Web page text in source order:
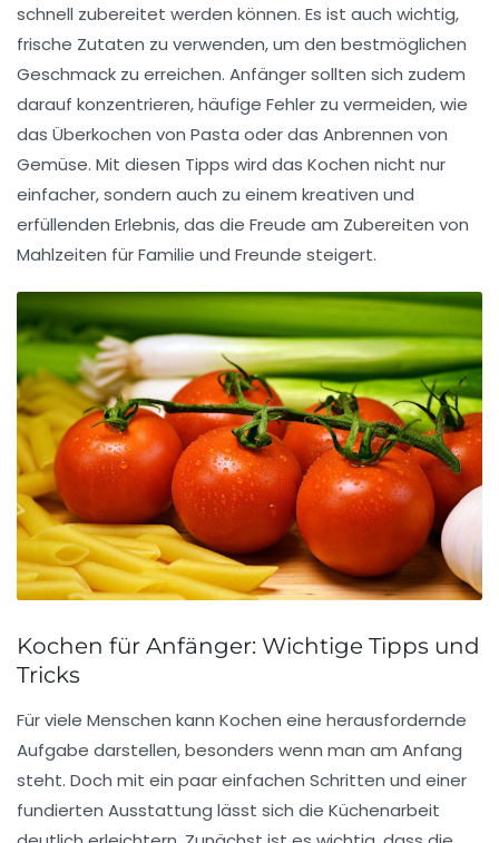
schnell zubereitet werden können. Es ist auch wichtig,
frische Zutaten zu verwenden, um den bestmöglichen
Geschmack zu erreichen. Anfänger sollten sich zudem
darauf konzentrieren, häufige Fehler zu vermeiden, wie
das Überkochen von Pasta oder das Anbrennen von
Gemüse. Mit diesen Tipps wird das Kochen nicht nur
einfacher, sondern auch zu einem kreativen und
erfüllenden Erlebnis, das die Freude am Zubereiten von
Mahlzeiten für Familie und Freunde steigert.
Kochen für Anfänger: Wichtige Tipps und
Tricks
Für viele Menschen kann Kochen eine herausfordernde
Aufgabe darstellen, besonders wenn man am Anfang
steht. Doch mit ein paar einfachen Schritten und einer
fundierten Ausstattung lässt sich die Küchenarbeit